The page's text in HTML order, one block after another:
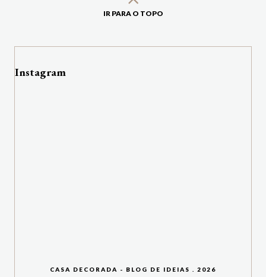
IR PARA O TOPO
Instagram
CASA DECORADA - BLOG DE IDEIAS 2026